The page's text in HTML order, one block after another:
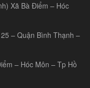
Xã Bà Điểm – Hóc
– Quận Bình Thạnh –
– Hóc Môn – Tp Hồ